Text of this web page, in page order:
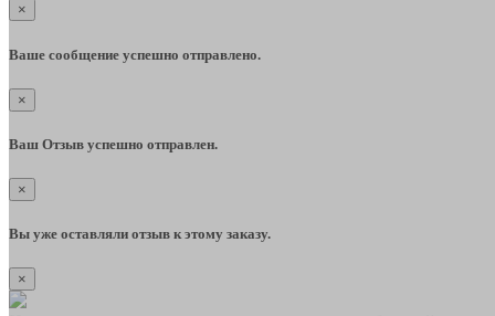
×
Ваше сообщение успешно отправлено.
×
Ваш Отзыв успешно отправлен.
×
Вы уже оставляли отзыв к этому заказу.
×